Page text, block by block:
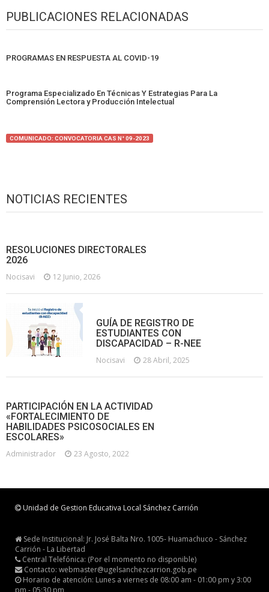
PUBLICACIONES RELACIONADAS
PROGRAMAS EN RESPUESTA AL COVID-19
Programa Especializado En Técnicas Y Estrategias Para La
Comprensión Lectora y Producción Intelectual
COMUNICADO: CONVOCATORIA CAS N° 09-2023
NOTICIAS RECIENTES
RESOLUCIONES DIRECTORALES
2026
Nocisavi 12 Junio, 2026
GUÍA DE REGISTRO DE
ESTUDIANTES CON
DISCAPACIDAD – R-NEE
Nocisavi 28 Abril, 2025
PARTICIPACIÓN EN LA ACTIVIDAD
«FORTALECIMIENTO DE
HABILIDADES PSICOSOCIALES EN
ESCOLARES»
Administrador 23 Agosto, 2022
Unidad de Gestion Educativa Local Sánchez Carrión
Sede Institucional: Jr. José Balta Nro. 1005- Huamachuco - Sánchez
Carrión - La Libertad
Central Telefónica: (Por el momento no disponible)
Contacto: webmaster@ugelsanchezcarrion.gob.pe
Horario de atención: Lunes a viernes de 08:00 am - 01:00 pm y 3:00
pm - 05:30 pm